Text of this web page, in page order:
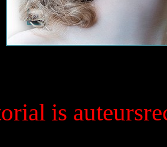
is